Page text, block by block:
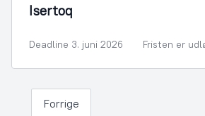
Isertoq
Deadline 3. juni 2026 Fristen er
Forrige